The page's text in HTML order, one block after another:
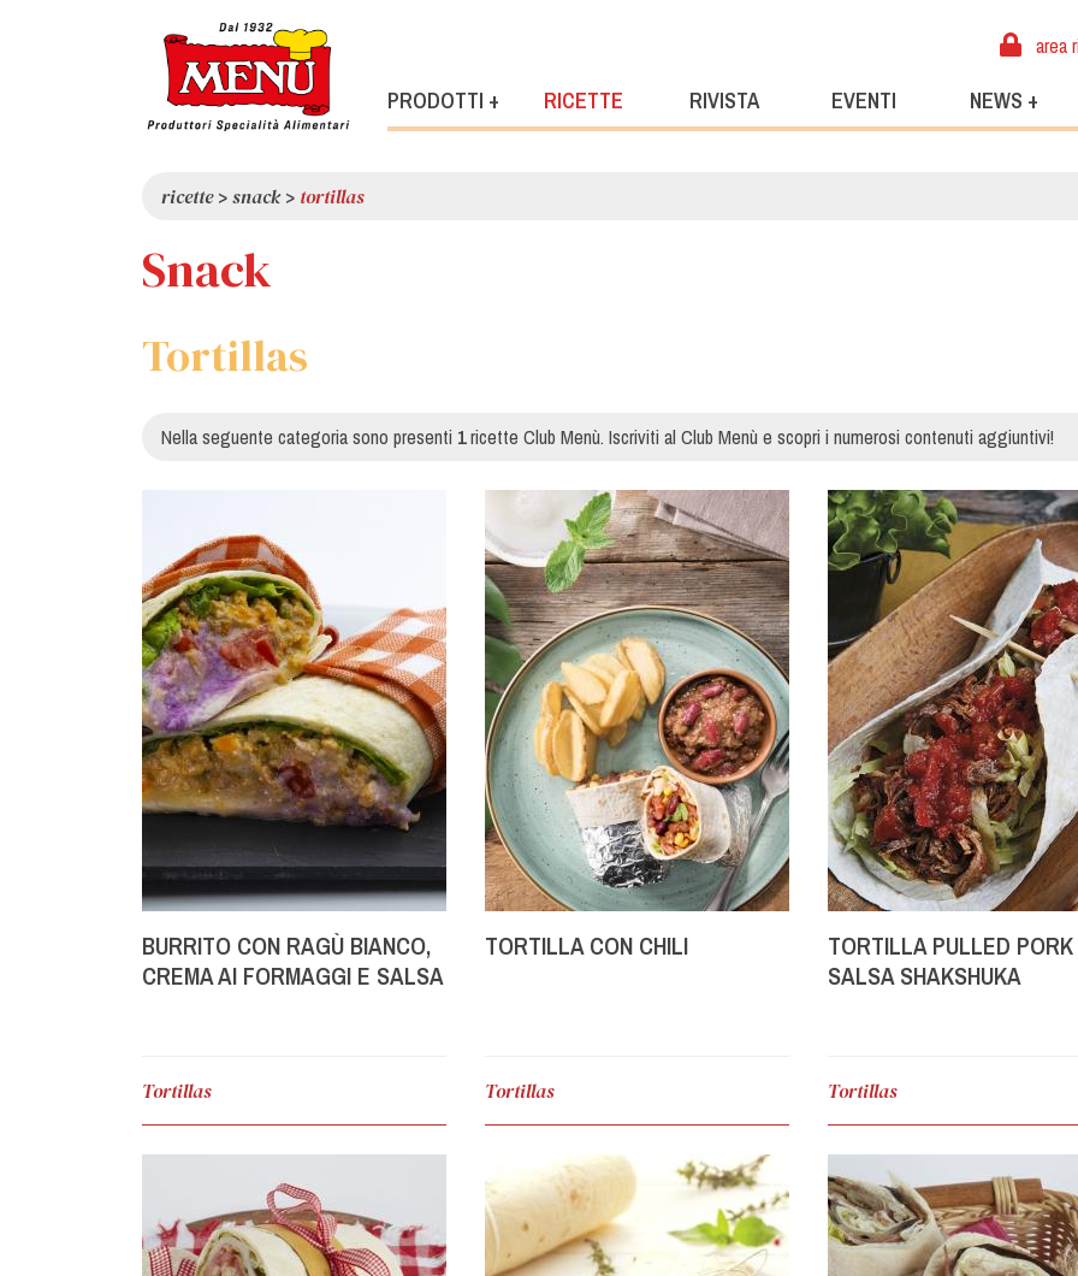
area
PRODOTTI + RICETTE RIVISTA EVENTI NEWS +
ricette>snack> tortillas
Snack
Tortillas
Nella seguente categoria sono presenti 1ricette Club Menù. Iscriviti al Club Menù e scopri i numerosi contenuti aggiuntivi!
BURRITO CON RAGÙ BIANCO,
CREMA AI FORMAGGI E SALSA
Tortillas
TORTILLA CON CHILI
Tortillas
TORTILLA PULLED
SALSA SHAKSHUKA
Tortillas